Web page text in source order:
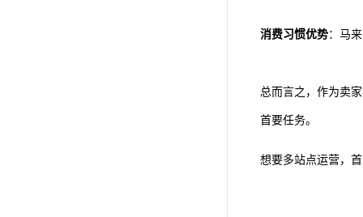
消费习惯优势：马
总而言之，作为卖
首要任务。
想要多站点运营，